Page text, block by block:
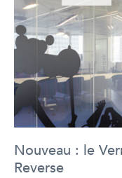
Nouveau : le
Reverse